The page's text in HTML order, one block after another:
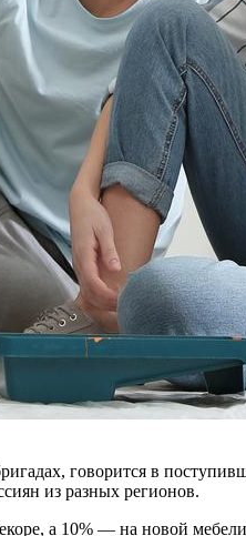
говорится в
из разных регионов.
а 10% — на новой